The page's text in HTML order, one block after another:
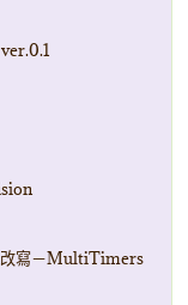
改寫－MultiTimers